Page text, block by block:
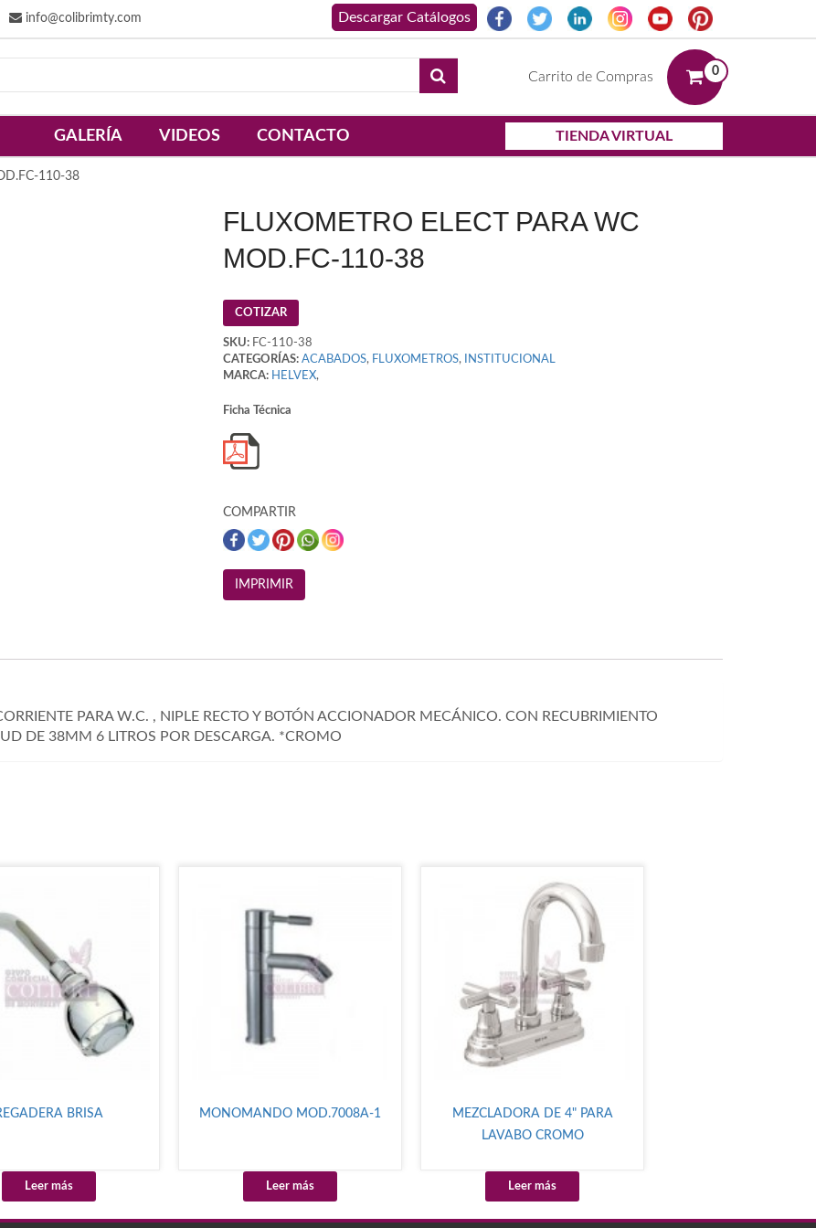
info@colibrimty.com
Carrito de Compras 0
GALERÍA VIDEOS CONTACTO TIENDA VIRTUAL
110-38
FLUXOMETRO ELECT PARA WC
MOD.FC-110-38
COTIZAR
SKU:FC-110-38
CATEGORÍAS: ACABADOS, FLUXOMETROS,
INSTITUCIONAL
MARCA: HELVEX,
Ficha Técnica
COMPARTIR
PARA W.C. , NIPLE RECTO Y BOTÓN ACCIONADOR MECÁNICO. CON RECUBRIMIENTO
DE 38MM 6 LITROS POR DESCARGA. *CROMO
BRISA
Leer más
MONOMANDO MOD.7008A-1
Leer más
MEZCLADORA DE 4" PARA
LAVABO CROMO
Leer más